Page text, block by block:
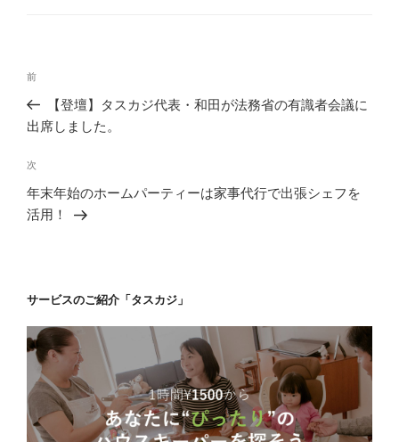
ナ
ゲ
ー
シ
前
の
投
前
【登壇】タスカジ代表・和田が法務省の有識者会議に
出席しました。
次
の
投
次
年末年始のホームパーティーは家事代行で出張シェフを
活用！
サービスのご紹介「タスカジ」